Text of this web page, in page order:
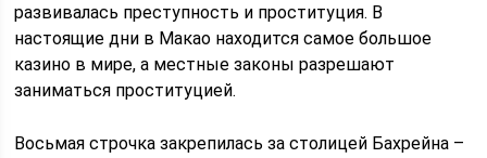
развивалась преступность и проституция. В
настоящие дни в Макао находится самое большое
казино в мире, а местные законы разрешают
заниматься проституцией.
Восьмая строчка закрепилась за столицей Бахрейна –